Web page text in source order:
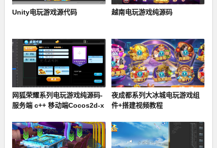
Unity电玩游戏源代码 越南电玩游戏纯源码
网狐荣耀系列电玩游戏纯源码-
服务端 c++ 移动端Cocos2d-x
夜成都系列大冰城电玩游戏组
件+搭建视频教程